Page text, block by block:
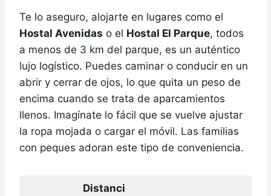
Te lo aseguro, alojarte en lugares como el
Hostal Avenidas o el Hostal El Parque, todos
a menos de 3 km del parque, es un auténtico
lujo logístico. Puedes caminar o conducir en un
abrir y cerrar de ojos, lo que quita un peso de
encima cuando se trata de aparcamientos
llenos. Imagínate lo fácil que se vuelve ajustar
la ropa mojada o cargar el móvil. Las familias
con peques adoran este tipo de conveniencia.
Distanci